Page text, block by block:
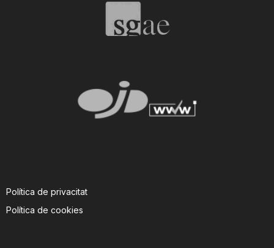
Política de privacitat
Política de cookies